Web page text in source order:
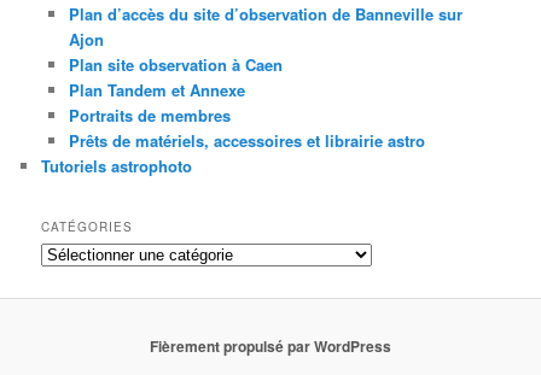
Plan d’accès du site d’observation de Banneville sur
Ajon
Plan site observation à Caen
Plan Tandem et Annexe
Portraits de membres
Prêts de matériels, accessoires et librairie astro
Tutoriels astrophoto
CATÉGORIES
Catégories
Fièrement propulsé par WordPress